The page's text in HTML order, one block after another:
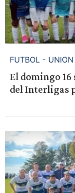
FUTBOL -
El domingo 16
del Interligas